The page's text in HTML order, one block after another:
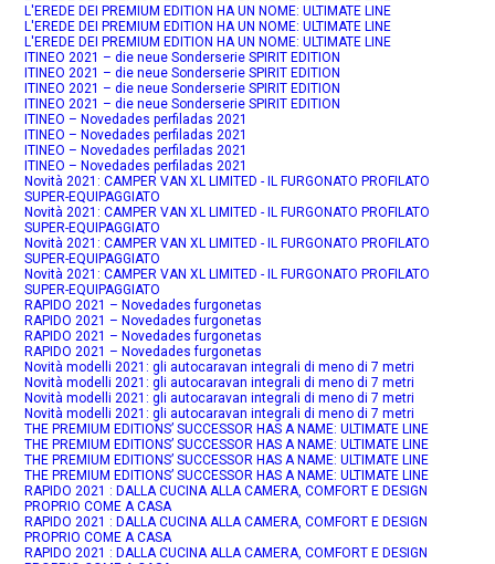
L'EREDE DEI PREMIUM EDITION HA UN NOME: ULTIMATE LINE
L'EREDE DEI PREMIUM EDITION HA UN NOME: ULTIMATE LINE
L'EREDE DEI PREMIUM EDITION HA UN NOME: ULTIMATE LINE
ITINEO 2021 – die neue Sonderserie SPIRIT EDITION
ITINEO 2021 – die neue Sonderserie SPIRIT EDITION
ITINEO 2021 – die neue Sonderserie SPIRIT EDITION
ITINEO 2021 – die neue Sonderserie SPIRIT EDITION
ITINEO – Novedades perfiladas 2021
ITINEO – Novedades perfiladas 2021
ITINEO – Novedades perfiladas 2021
ITINEO – Novedades perfiladas 2021
Novità 2021: CAMPER VAN XL LIMITED - IL FURGONATO PROFILATO
SUPER-EQUIPAGGIATO
Novità 2021: CAMPER VAN XL LIMITED - IL FURGONATO PROFILATO
SUPER-EQUIPAGGIATO
Novità 2021: CAMPER VAN XL LIMITED - IL FURGONATO PROFILATO
SUPER-EQUIPAGGIATO
Novità 2021: CAMPER VAN XL LIMITED - IL FURGONATO PROFILATO
SUPER-EQUIPAGGIATO
RAPIDO 2021 – Novedades furgonetas
RAPIDO 2021 – Novedades furgonetas
RAPIDO 2021 – Novedades furgonetas
RAPIDO 2021 – Novedades furgonetas
Novità modelli 2021: gli autocaravan integrali di meno di 7 metri
Novità modelli 2021: gli autocaravan integrali di meno di 7 metri
Novità modelli 2021: gli autocaravan integrali di meno di 7 metri
Novità modelli 2021: gli autocaravan integrali di meno di 7 metri
THE PREMIUM EDITIONS’ SUCCESSOR HAS A NAME: ULTIMATE LINE
THE PREMIUM EDITIONS’ SUCCESSOR HAS A NAME: ULTIMATE LINE
THE PREMIUM EDITIONS’ SUCCESSOR HAS A NAME: ULTIMATE LINE
THE PREMIUM EDITIONS’ SUCCESSOR HAS A NAME: ULTIMATE LINE
RAPIDO 2021 : DALLA CUCINA ALLA CAMERA, COMFORT E DESIGN
PROPRIO COME A CASA
RAPIDO 2021 : DALLA CUCINA ALLA CAMERA, COMFORT E DESIGN
PROPRIO COME A CASA
RAPIDO 2021 : DALLA CUCINA ALLA CAMERA, COMFORT E DESIGN